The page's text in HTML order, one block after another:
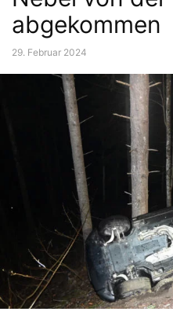
abgekommen
29. Februar 2024